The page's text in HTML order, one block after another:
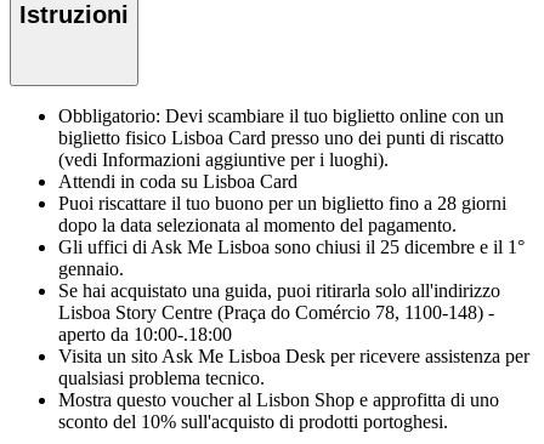
Istruzioni
Obbligatorio: Devi scambiare il tuo biglietto online con un
biglietto fisico Lisboa Card presso uno dei punti di riscatto
(vedi Informazioni aggiuntive per i luoghi).
Attendi in coda su Lisboa Card
Puoi riscattare il tuo buono per un biglietto fino a 28 giorni
dopo la data selezionata al momento del pagamento.
Gli uffici di Ask Me Lisboa sono chiusi il 25 dicembre e il 1°
gennaio.
Se hai acquistato una guida, puoi ritirarla solo all'indirizzo
Lisboa Story Centre (Praça do Comércio 78, 1100-148) -
aperto da 10:00-.18:00
Visita un sito Ask Me Lisboa Desk per ricevere assistenza per
qualsiasi problema tecnico.
Mostra questo voucher al Lisbon Shop e approfitta di uno
sconto del 10% sull'acquisto di prodotti portoghesi.